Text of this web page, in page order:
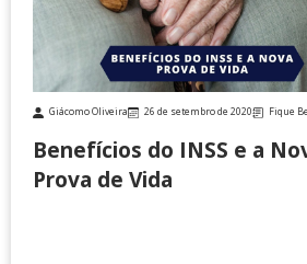
Giácomo Oliveira 26 de setembro de 2020 Fique
Benefícios do INSS e a
Prova de Vida